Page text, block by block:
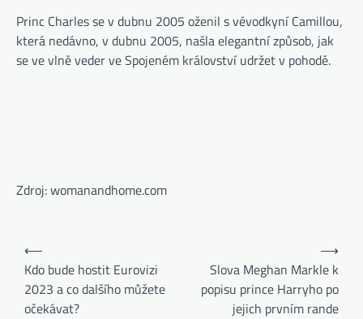
Princ Charles se v dubnu 2005 oženil s vévodkyní Camillou,
která nedávno, v dubnu 2005, našla elegantní způsob, jak
se ve vlně veder ve Spojeném království udržet v pohodě.
Zdroj: womanandhome.com
⟵
Kdo bude hostit Eurovizi
2023 a co dalšího můžete
očekávat?
Slova Meghan Markle k
popisu prince Harryho po
jejich prvním rande
⟶